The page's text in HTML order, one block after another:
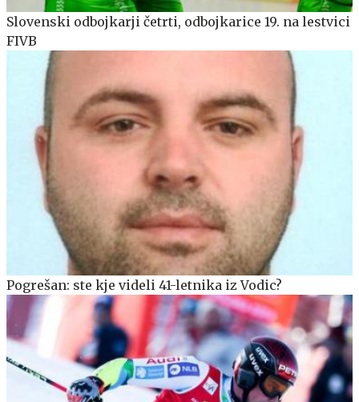
Slovenski odbojkarji četrti, odbojkarice 19. na lestvici
FIVB
Pogrešan: ste kje videli 41-letnika iz Vodic?